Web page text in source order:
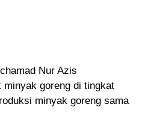
Nur Azis
minyak goreng di tingkat
minyak goreng sama